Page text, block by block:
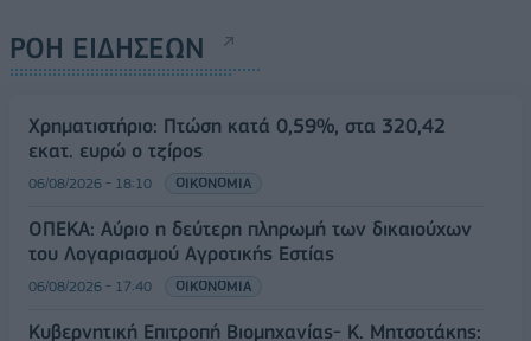
ΡΟΗ ΕΙΔΗΣΕΩΝ
Χρηματιστήριο: Πτώση κατά 0,59%, στα 320,42
εκατ. ευρώ ο τζίρος
06/08/2026 - 18:10 ΟΙΚΟΝΟΜΙΑ
ΟΠΕΚΑ: Αύριο η δεύτερη πληρωμή των δικαιούχων
του Λογαριασμού Αγροτικής Εστίας
06/08/2026 - 17:40 ΟΙΚΟΝΟΜΙΑ
Κυβερνητική Επιτροπή Βιομηχανίας- Κ. Μητσοτάκης: